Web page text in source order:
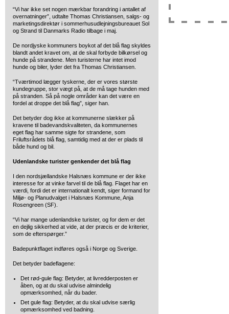
“Vi har ikke set nogen mærkbar forandring i antallet af
overnatninger”, udtalte Thomas Christiansen, salgs- og
marketingsdirektør i sommerhusudlejningsbureauet Sol
og Strand til Danmarks Radio tilbage i maj.
De nordjyske kommuners boykot af det blå flag skyldes
blandt andet kravet om, at de skal forbyde bilkørsel og
hunde på strandene. Men turisterne har intet imod
hunde og biler, lyder det fra Thomas Christiansen.
“Tværtimod lægger tyskerne, der er vores største
kundegruppe, stor vægt på, at de må tage hunden med
på stranden. Så på nogle områder kan det være en
fordel at droppe det blå flag”, siger han.
Det betyder dog ikke at kommunerne slækker på
kravene til badevandskvaliteten, da kommunernes
eget flag har samme sigte for strandene, som
Friluftsrådets blå flag, samtidig med at der er plads til
både hund og bil.
Udenlandske turister genkender det blå flag
I den nordsjællandske Halsnæs kommune er der ikke
interesse for at vinke farvel til de blå flag. Flaget har en
værdi, fordi det er internationalt kendt, siger formand for
Miljø- og Planudvalget i Halsnæs Kommune, Anja
Rosengreen (SF).
“Vi har mange udenlandske turister, og for dem er det
en dejlig sikkerhed at vide, at der præcis er de kriterier,
som de efterspørger.”
Badepunktflaget indføres også i Norge og Sverige.
Det betyder badeflagene:
Det rød-gule flag: Betyder, at livredderposten er
åben, og at du skal udvise almindelig
opmærksomhed, når du bader.
Det gule flag: Betyder, at du skal udvise særlig
opmærksomhed ved badning.